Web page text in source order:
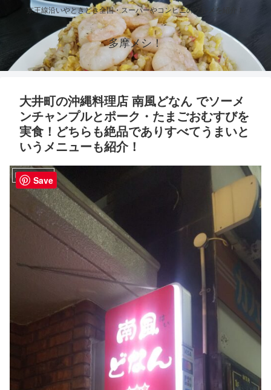
京王線沿いやときどき全国・スーパーやコンビニのグルメを紹介！
多摩メシ！
大井町の沖縄料理店 南風どなん でソーメ
ンチャンプルとポーク・たまごおむすびを
実食！どちらも絶品でありすべてうまいと
いうメニューも紹介！
関東のグルメ
Save